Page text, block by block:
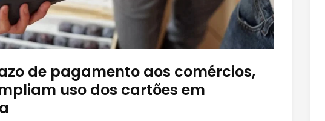
de pagamento aos comércios,
uso dos cartões em